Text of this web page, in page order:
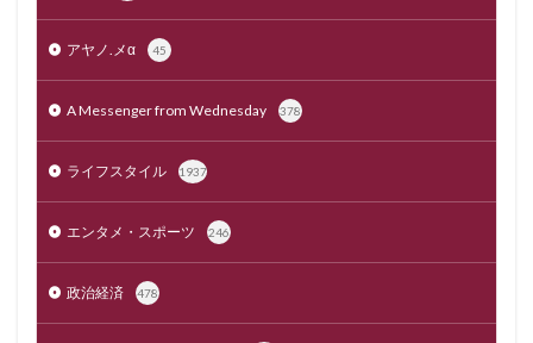
アヤノ.メα 45
A Messenger from Wednesday 378
ライフスタイル 1937
エンタメ・スポーツ 246
政治経済 478